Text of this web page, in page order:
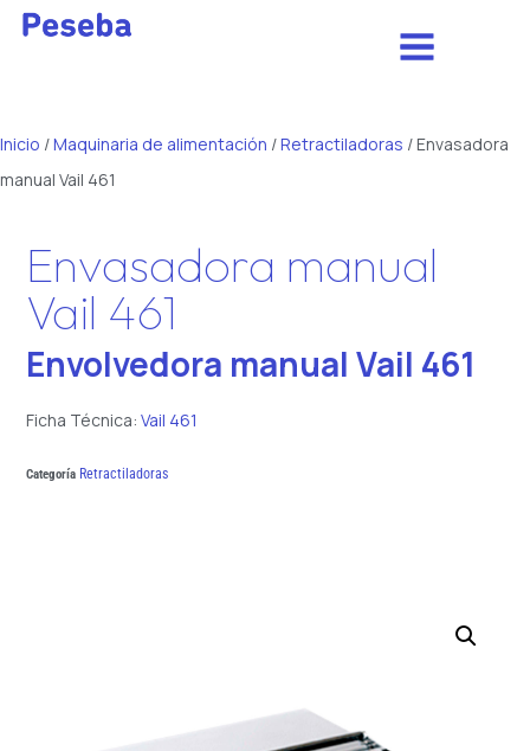
Inicio /Maquinaria de alimentación /Retractiladoras / Envasadora
manual Vail 461
Envasadora manual
Vail 461
Envolvedora manual Vail 461
Ficha Técnica:Vail 461
Categoría Retractiladoras